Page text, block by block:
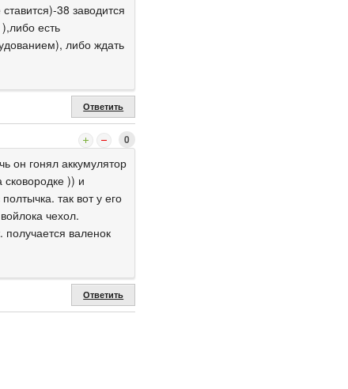
38 заводится
есть
либо ждать
Ответить
0
он гонял аккумулятор
)) и
так вот у его
чехол.
валенок
Ответить